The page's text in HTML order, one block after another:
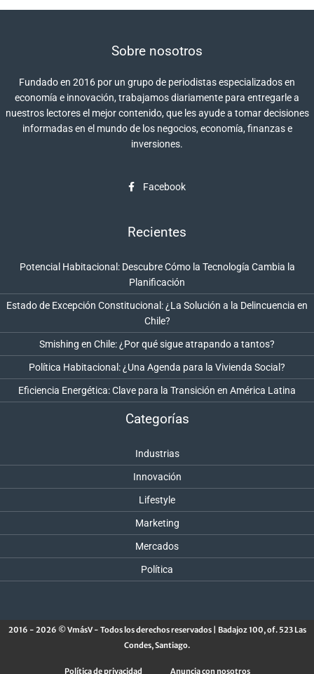
Sobre nosotros
Fundado en 2016 por un grupo de periodistas especializados en
economía e innovación, trabajamos diariamente para entregarle a
nuestros lectores el mejor contenido, que les ayude a tomar decisiones
informadas en el mundo de los negocios, economía, finanzas e
inversiones.
Facebook
Recientes
Potencial Habitacional: Descubre Cómo la Tecnología Cambia la
Planificación
Estado de Excepción Constitucional: ¿La Solución a la Delincuencia en
Chile?
Smishing en Chile: ¿Por qué sigue atrapando a tantos?
Política Habitacional: ¿Una Agenda para la Vivienda Social?
Eficiencia Energética: Clave para la Transición en América Latina
Categorías
Industrias
Innovación
Lifestyle
Marketing
Mercados
Política
2016 - 2026 © VmásV - Todos los derechos reservados | Badajoz 100, of. 523 Las
Condes, Santiago.
Política de privacidad Anuncia con nosotros